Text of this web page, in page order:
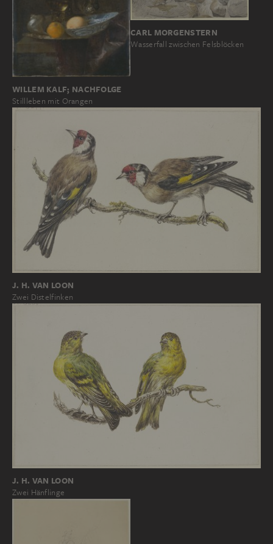
WILLEM KALF; NACHFOLGE
Stillleben mit Orangen
CARL MORGENSTERN
Wasserfall zwischen Felsblöcken
J. H. VAN LOON
Zwei Distelfinken
J. H. VAN LOON
Zwei Hänflinge